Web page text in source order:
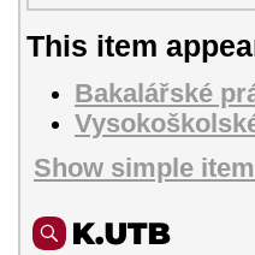
This item
Bakalářské
Show simple